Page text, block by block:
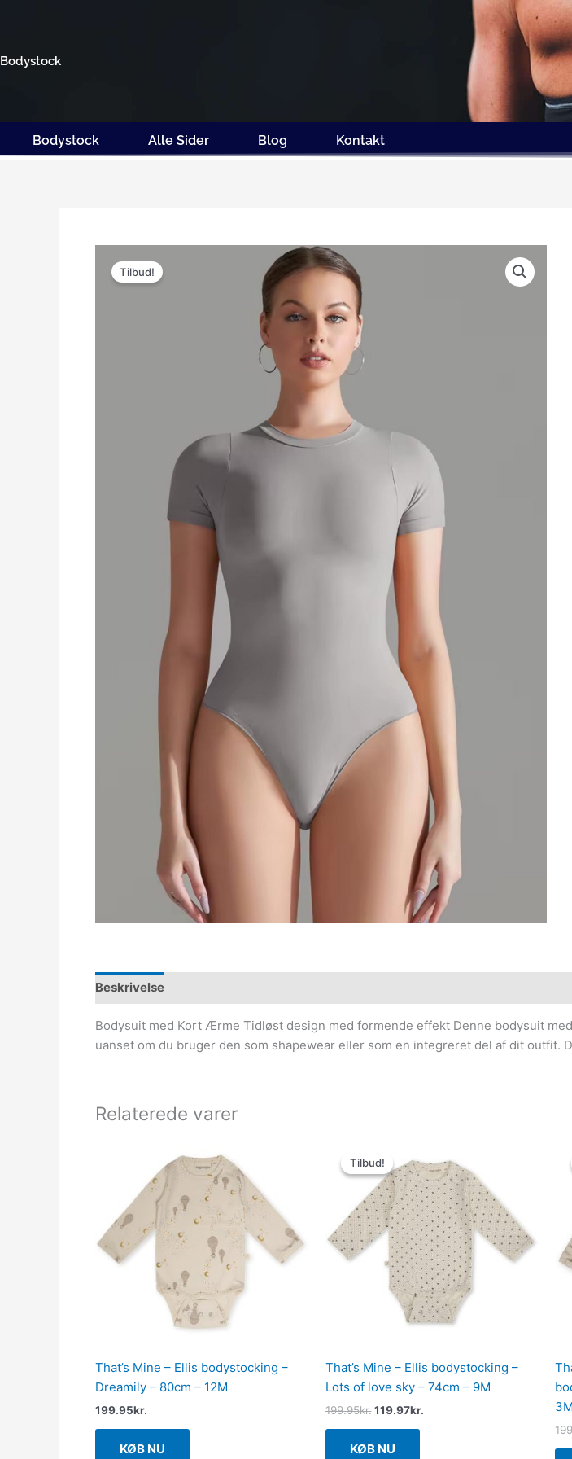
Bodystock
Bodystock Alle Sider Blog Kontakt
Tilbud!
Beskrivelse
Bodysuit med Kort Ærme Tidløst design med formende effekt Denne bodysuit
uanset om du bruger den som shapewear eller som en integreret del af dit outfit.
Relaterede varer
That’s Mine – Ellis bodystocking –
Dreamily – 80cm – 12M
199.95kr.
KØB NU
Tilbud!
Tilbud!
That’s Mine – Ellis bodystocking –
Lots of love sky – 74cm – 9M
199.95kr.
oprindelige
pris
var:
199.95kr..
119.97kr.
pris
er:
119.97kr..
KØB NU
3M